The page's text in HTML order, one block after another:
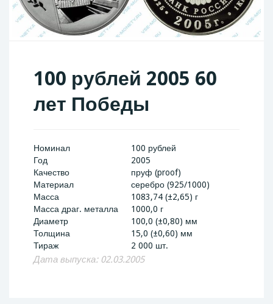
100 рублей 2005 60
лет Победы
Номинал
100 рублей
Год
2005
Качество
пруф (proof)
Материал
серебро (925/1000)
Масса
1083,74 (±2,65) г
Масса драг. металла
1000,0 г
Диаметр
100,0 (±0,80) мм
Толщина
15,0 (±0,60) мм
Тираж
2 000 шт.
Дата выпуска: 02.03.2005